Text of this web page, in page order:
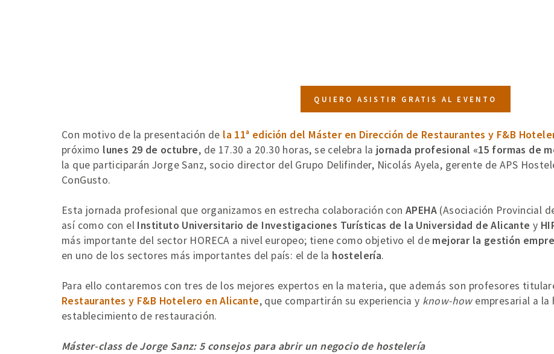
QUIERO ASISTIR GRATIS AL EVENTO
Con motivo de la presentación de la 11ª edición del Máster en Dirección de Restaurantes y F&B
próximo lunes 29 de octubre, de 17.30 a 20.30 horas, se celebra la jornada profesional «15 formas de
la que participarán Jorge Sanz, socio director del Grupo Delifinder, Nicolás Ayela, gerente de APS
ConGusto.
Esta jornada profesional que organizamos en estrecha colaboración con APEHA (Asociación Provincial
así como con el Instituto Universitario de Investigaciones Turísticas de la Universidad de Alicante y
más importante del sector HORECA a nivel europeo; tiene como objetivo el de mejorar la gestión
en uno de los sectores más importantes del país: el de la hostelería.
Para ello contaremos con tres de los mejores expertos en la materia, que además son profesores
Restaurantes y F&B Hotelero en Alicante, que compartirán su experiencia y know-howempresarial a la
establecimiento de restauración.
Máster-class de Jorge Sanz: 5 consejos para abrir un negocio de hostelería